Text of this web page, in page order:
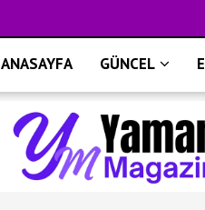
ANASAYFA GÜNCEL